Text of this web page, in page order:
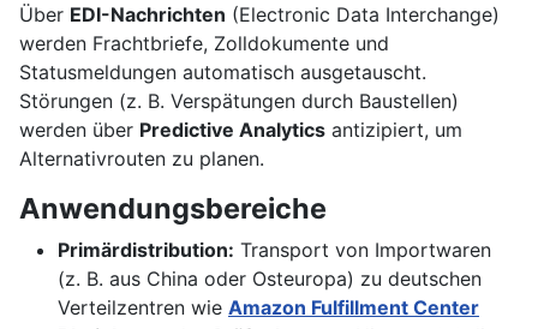
Über EDI-Nachrichten (Electronic Data Interchange)
werden Frachtbriefe, Zolldokumente und
Statusmeldungen automatisch ausgetauscht.
Störungen (z. B. Verspätungen durch Baustellen)
werden über Predictive Analytics antizipiert, um
Alternativrouten zu planen.
Anwendungsbereiche
Primärdistribution: Transport von Importwaren
(z. B. aus China oder Osteuropa) zu deutschen
Verteilzentren wie Amazon Fulfillment Center